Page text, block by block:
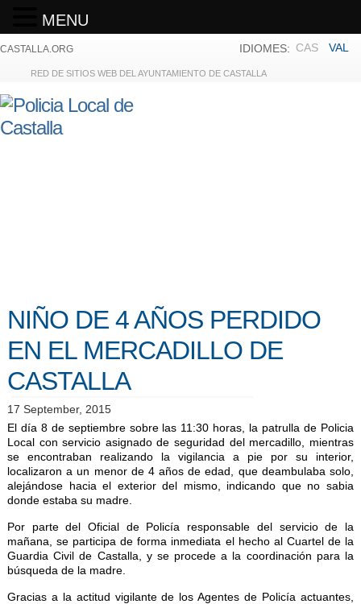
CASTALLA.ORG
RED DE SITIOS WEB DEL AYUNTAMIENTO DE CASTALLA
IDIOMES: CAS VAL
NIÑO DE 4 AÑOS PERDIDO
EN EL MERCADILLO DE
CASTALLA
17 September, 2015
El día 8 de septiembre sobre las 11:30 horas, la patrulla de Policia
Local con servicio asignado de seguridad del mercadillo, mientras
se encontraban realizando la vigilancia a pie por su interior,
localizaron a un menor de 4 años de edad, que deambulaba solo,
alejándose hacia el exterior del mismo, indicando que no sabia
donde estaba su madre.
Por parte del Oficial de Policía responsable del servicio de la
mañana, se participa de forma inmediata el hecho al Cuartel de la
Guardia Civil de Castalla, y se procede a la coordinación para la
búsqueda de la madre.
Gracias a la actitud vigilante de los Agentes de Policía actuantes,
MENU